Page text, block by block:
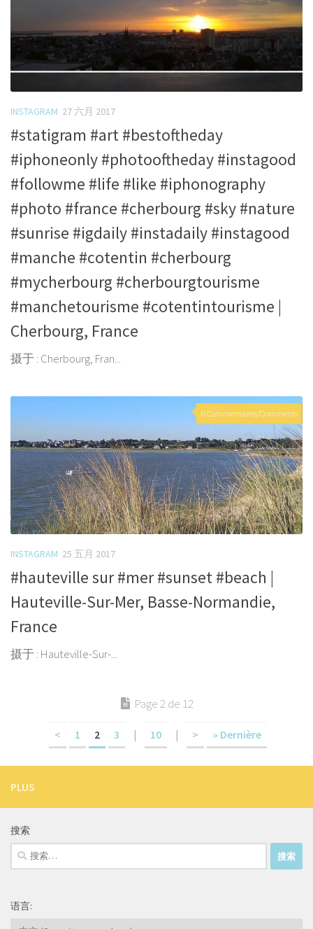
INSTAGRAM 27 六月 2017
#statigram #art #bestoftheday
#iphoneonly #photooftheday #instagood
#followme #life #like #iphonography
#photo #france #cherbourg #sky #nature
#sunrise #igdaily #instadaily #instagood
#manche #cotentin #cherbourg
#mycherbourg #cherbourgtourisme
#manchetourisme #cotentintourisme |
Cherbourg, France
摄于 : Cherbourg, Fran...
0 Commentaires/Comments
INSTAGRAM 25 五月 2017
#hauteville sur #mer #sunset #beach |
Hauteville-Sur-Mer, Basse-Normandie,
France
摄于 : Hauteville-Sur-...
Page 2 de 12
< 1 2 3 | 10 | > » Dernière
PLUS
搜索
搜
索：
语言: